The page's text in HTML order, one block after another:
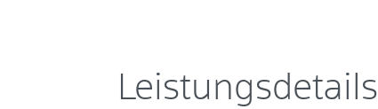
Leistungsdetails